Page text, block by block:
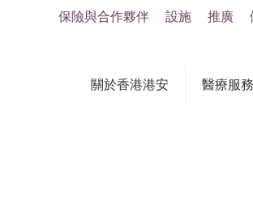
關於香港港安 醫療服務
保險與合作夥伴 設施 推廣